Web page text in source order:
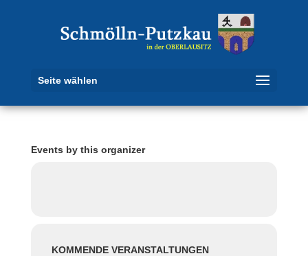
Seite wählen
Events by this organizer
KOMMENDE VERANSTALTUNGEN